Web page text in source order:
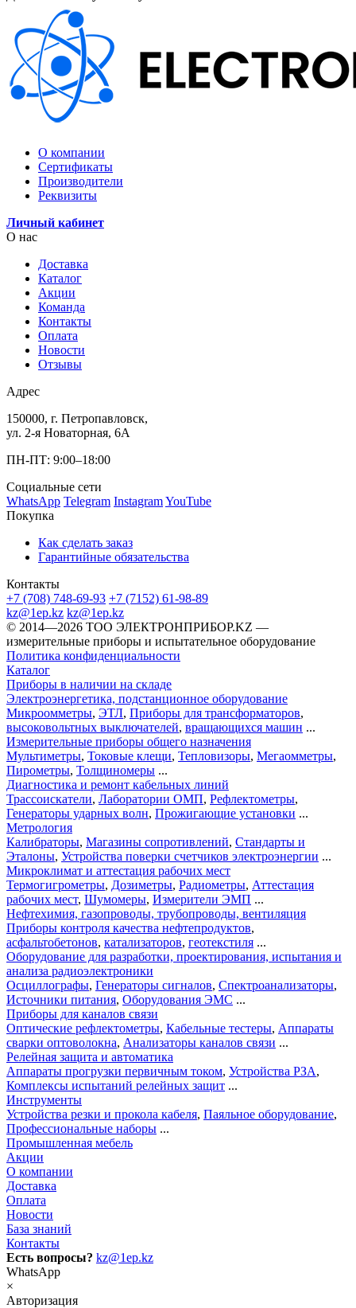
О компании
Сертификаты
Производители
Реквизиты
Личный кабинет
О нас
Доставка
Каталог
Акции
Команда
Контакты
Оплата
Новости
Отзывы
Адрес
150000, г. Петропавловск,
ул. 2-я Новаторная, 6А
ПН-ПТ: 9:00–18:00
Социальные сети
WhatsApp Telegram InstagramYouTube
Покупка
Как сделать заказ
Гарантийные обязательства
Контакты
+7 (708) 748-69-93 +7 (7152) 61-98-89
kz@1ep.kz kz@1ep.kz
©️ 2014—2026 ТОО ЭЛЕКТРОНПРИБОР.KZ —
измерительные приборы и испытательное оборудование
Политика конфиденциальности
Каталог
Приборы в наличии на складе
Электроэнергетика, подстанционное оборудование
Микроомметры, ЭТЛ, Приборы для трансформаторов,
высоковольтных выключателей, вращающихся машин ...
Измерительные приборы общего назначения
Мультиметры, Токовые клещи, Тепловизоры, Мегаомметры,
Пирометры, Толщиномеры ...
Диагностика и ремонт кабельных линий
Трассоискатели, Лаборатории ОМП, Рефлектометры,
Генераторы ударных волн, Прожигающие установки ...
Метрология
Калибраторы, Магазины сопротивлений, Стандарты и
Эталоны, Устройства поверки счетчиков электроэнергии ...
Микроклимат и аттестация рабочих мест
Термогигрометры, Дозиметры, Радиометры, Аттестация
рабочих мест, Шумомеры, Измерители ЭМП ...
Нефтехимия, газопроводы, трубопроводы, вентиляция
Приборы контроля качества нефтепродуктов,
асфальтобетонов, катализаторов, геотекстиля ...
Оборудование для разработки, проектирования, испытания и
анализа радиоэлектроники
Осциллографы, Генераторы сигналов, Спектроанализаторы,
Источники питания, Оборудования ЭМС ...
Приборы для каналов связи
Оптические рефлектометры, Кабельные тестеры, Аппараты
сварки оптоволокна, Анализаторы каналов связи ...
Релейная защита и автоматика
Аппараты прогрузки первичным током, Устройства РЗА,
Комплексы испытаний релейных защит ...
Инструменты
Устройства резки и прокола кабеля, Паяльное оборудование,
Профессиональные наборы ...
Промышленная мебель
Акции
О компании
Доставка
Оплата
Новости
База знаний
Контакты
Есть вопросы? kz@1ep.kz
WhatsApp
×
Авторизация